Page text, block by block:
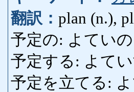
翻訳： plan (n.),
予定の: よていの
予定する: よてい
予定を立てる: よ